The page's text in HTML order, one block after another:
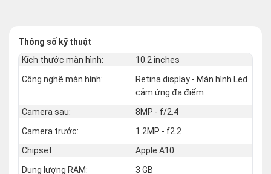
Thông số kỹ thuật
Kích thước màn hình:
10.2 inches
Công nghệ màn hình:
Retina display - Màn hình Led
cảm ứng đa điểm
Camera sau:
8MP - f/2.4
Camera trước:
1.2MP - f2.2
Chipset:
Apple A10
Dung lượng RAM:
3 GB